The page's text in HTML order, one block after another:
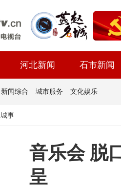
河北新闻 石市新闻
新闻综合 城市服务 文化娱乐
城事
音乐会 脱
呈